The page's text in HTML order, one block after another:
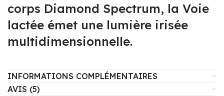
corps Diamond Spectrum, la Voie
lactée émet une lumière irisée
multidimensionnelle.
INFORMATIONS COMPLÉMENTAIRES
AVIS (5)